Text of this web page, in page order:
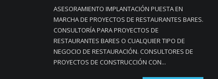
ASESORAMIENTO IMPLANTACIÓN PUESTA EN
MARCHA DE PROYECTOS DE RESTAURANTES BARES.
CONSULTORÍA PARA PROYECTOS DE
RESTAURANTES BARES O CUALQUIER TIPO DE
NEGOCIO DE RESTAURACIÓN. CONSULTORES DE
PROYECTOS DE CONSTRUCCIÓN CON...